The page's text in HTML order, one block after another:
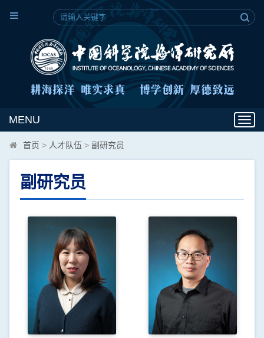
MENU
首页 > 人才队伍 > 副研究员
副研究员